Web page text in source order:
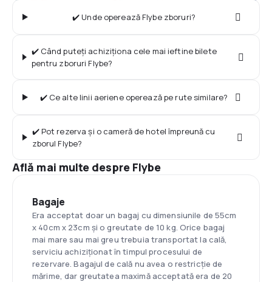
✔️ Unde operează Flybe zboruri?
✔️ Când puteți achiziționa cele mai ieftine bilete
pentru zboruri Flybe?
✔️ Ce alte linii aeriene operează pe rute similare?
✔️ Pot rezerva și o cameră de hotel împreună cu
zborul Flybe?
Află mai multe despre Flybe
Bagaje
Era acceptat doar un bagaj cu dimensiunile de 55cm
x 40cm x 23cm și o greutate de 10 kg. Orice bagaj
mai mare sau mai greu trebuia transportat la cală,
serviciu achiziționat în timpul procesului de
rezervare. Bagajul de cală nu avea o restricție de
mărime, dar greutatea maximă acceptată era de 20